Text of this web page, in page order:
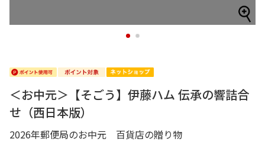
1 2
＜お中元＞【そごう】伊藤ハム 伝承の響詰合
せ（西日本版）
2026年郵便局のお中元 百貨店の贈り物